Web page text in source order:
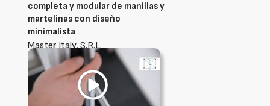
completa y modular de manillas y
martelinas con diseño
minimalista
Master Italy, S.R.L.